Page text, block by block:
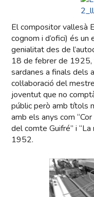
El compositor vallesà
cognom i d’ofici) és
genialitat des de
18 de febrer de 1925,
sardanes a finals dels
col·laboració del
joventut que no
públic però amb títols
amb els anys com
del comte Guifré” i
1952.